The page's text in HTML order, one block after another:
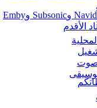
الأقدم